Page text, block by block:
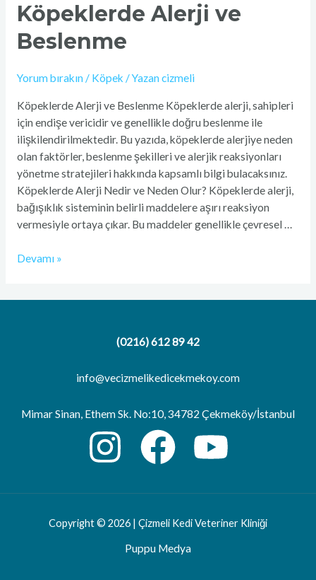
Köpeklerde Alerji ve
Beslenme
Yorum bırakın / Köpek / Yazan cizmeli
Köpeklerde Alerji ve Beslenme Köpeklerde alerji, sahipleri
için endişe vericidir ve genellikle doğru beslenme ile
ilişkilendirilmektedir. Bu yazıda, köpeklerde alerjiye neden
olan faktörler, beslenme şekilleri ve alerjik reaksiyonları
yönetme stratejileri hakkında kapsamlı bilgi bulacaksınız.
Köpeklerde Alerji Nedir ve Neden Olur? Köpeklerde alerji,
bağışıklık sisteminin belirli maddelere aşırı reaksiyon
vermesiyle ortaya çıkar. Bu maddeler genellikle çevresel …
Devamı »
(0216) 612 89 42
info@vecizmelikedicekmekoy.com
Mimar Sinan, Ethem Sk. No:10, 34782 Çekmeköy/İstanbul
Copyright © 2026 | Çizmeli Kedi Veteriner Kliniği
Puppu Medya